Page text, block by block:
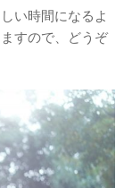
い時間になるよ
すので、どうぞ